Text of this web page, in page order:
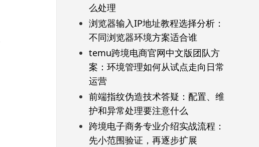
么处理
浏览器输入IP地址教程选择分析：
不同浏览器环境方案适合谁
temu跨境电商官网中文版团队方
案：环境管理如何从试点走向日常
运营
前端指纹伪造技术答疑：配置、维
护和异常处理要注意什么
跨境电子商务专业介绍实战流程：
先小范围验证，再逐步扩展